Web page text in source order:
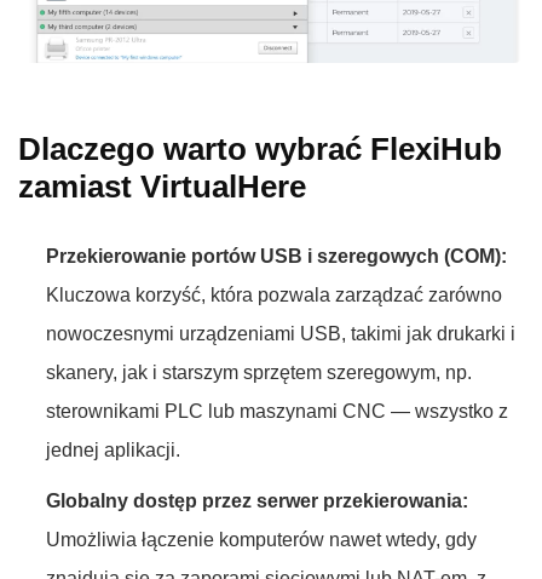
Dlaczego warto wybrać FlexiHub
zamiast VirtualHere
Przekierowanie portów USB i szeregowych (COM):
Kluczowa korzyść, która pozwala zarządzać zarówno
nowoczesnymi urządzeniami USB, takimi jak drukarki i
skanery, jak i starszym sprzętem szeregowym, np.
sterownikami PLC lub maszynami CNC — wszystko z
jednej aplikacji.
Globalny dostęp przez serwer przekierowania:
Umożliwia łączenie komputerów nawet wtedy, gdy